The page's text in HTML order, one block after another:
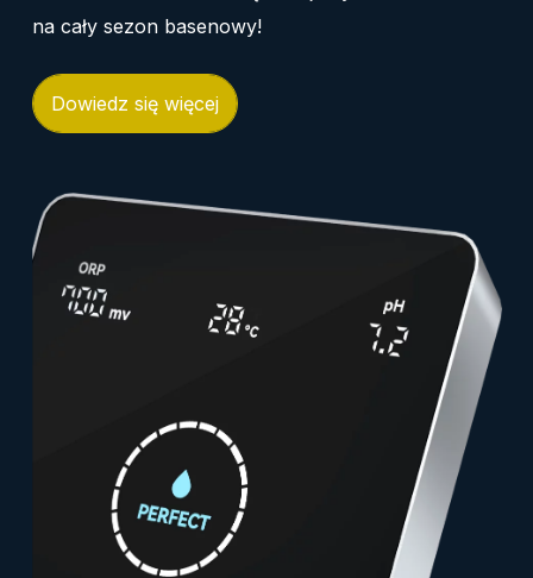
na cały sezon basenowy!
Dowiedz się więcej